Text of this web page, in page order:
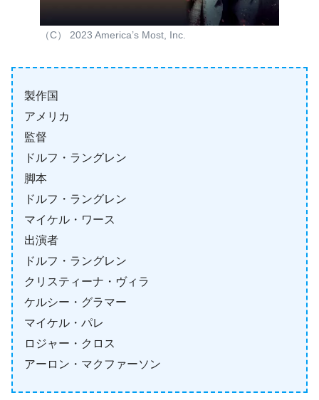
（C） 2023 America’s Most, Inc.
製作国
アメリカ
監督
ドルフ・ラングレン
脚本
ドルフ・ラングレン
マイケル・ワース
出演者
ドルフ・ラングレン
クリスティーナ・ヴィラ
ケルシー・グラマー
マイケル・パレ
ロジャー・クロス
アーロン・マクファーソン